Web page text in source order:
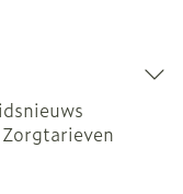
Zorgtarieven